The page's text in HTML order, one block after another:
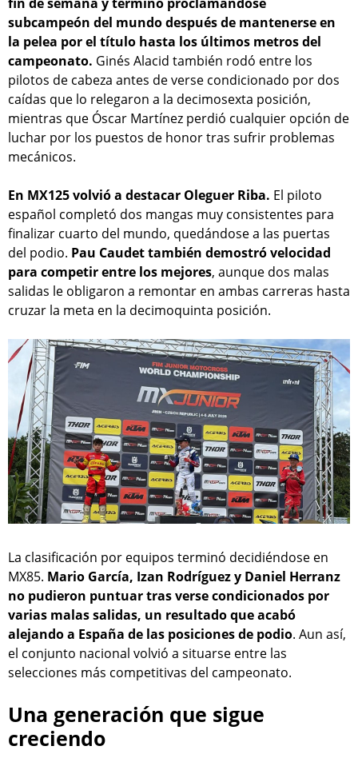
subcampeón del mundo después de mantenerse en
la pelea por el título hasta los últimos metros del
campeonato. Ginés Alacid también rodó entre los
pilotos de cabeza antes de verse condicionado por dos
caídas que lo relegaron a la decimosexta posición,
mientras que Óscar Martínez perdió cualquier opción de
luchar por los puestos de honor tras sufrir problemas
mecánicos.
En MX125 volvió a destacar Oleguer Riba. El piloto
español completó dos mangas muy consistentes para
finalizar cuarto del mundo, quedándose a las puertas
del podio. Pau Caudet también demostró velocidad
para competir entre los mejores, aunque dos malas
salidas le obligaron a remontar en ambas carreras hasta
cruzar la meta en la decimoquinta posición.
La clasificación por equipos terminó decidiéndose en
MX85. Mario García, Izan Rodríguez y Daniel Herranz
no pudieron puntuar tras verse condicionados por
varias malas salidas, un resultado que acabó
alejando a España de las posiciones de podio. Aun así,
el conjunto nacional volvió a situarse entre las
selecciones más competitivas del campeonato.
Una generación que sigue
creciendo